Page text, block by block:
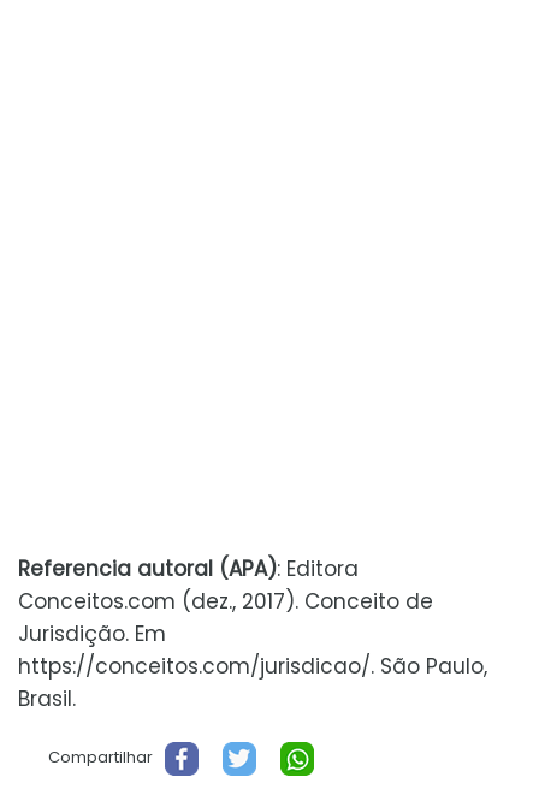
Referencia autoral (APA): Editora
Conceitos.com (dez., 2017). Conceito de
Jurisdição. Em
https://conceitos.com/jurisdicao/. São Paulo,
Brasil.
Compartilhar